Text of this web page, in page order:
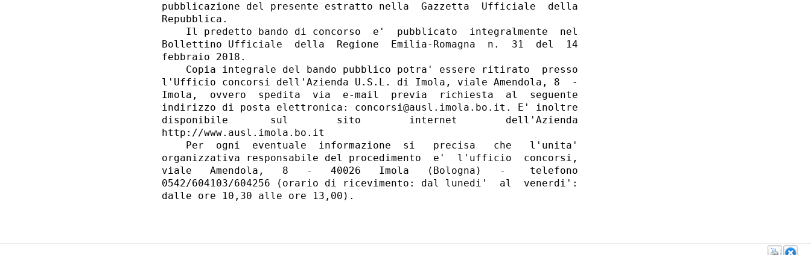
pubblicazione del presente estratto nella  Gazzetta  Ufficiale  della
Repubblica.
    Il predetto bando di concorso  e'  pubblicato  integralmente  nel
Bollettino Ufficiale  della  Regione  Emilia-Romagna  n.  31  del  14
febbraio 2018.
    Copia integrale del bando pubblico potra' essere ritirato  presso
l'Ufficio concorsi dell'Azienda U.S.L. di Imola, viale Amendola, 8  -
Imola,  ovvero  spedita  via  e-mail  previa  richiesta  al  seguente
indirizzo di posta elettronica: concorsi@ausl.imola.bo.it. E' inoltre
disponibile       sul        sito        internet        dell'Azienda
http://www.ausl.imola.bo.it
    Per  ogni  eventuale  informazione  si   precisa   che   l'unita'
organizzativa responsabile del procedimento  e'  l'ufficio  concorsi,
viale   Amendola,   8   -   40026   Imola   (Bologna)   -    telefono
0542/604103/604256 (orario di ricevimento: dal lunedi'  al  venerdi':
dalle ore 10,30 alle ore 13,00).